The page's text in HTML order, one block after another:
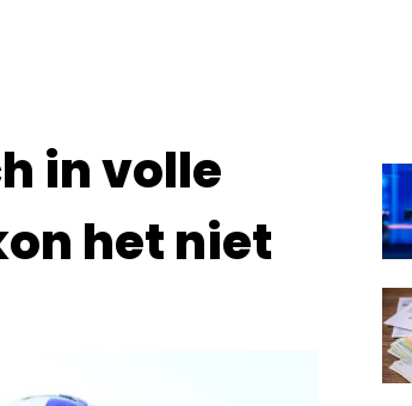
in volle
het niet